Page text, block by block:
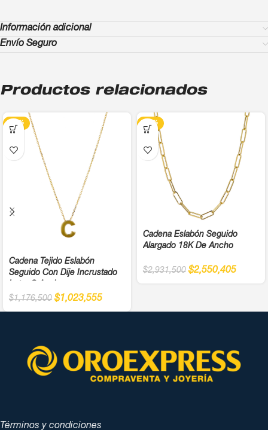
Información adicional
Envío Seguro
Productos relacionados
-13%
Cadena Tejido Eslabón
Seguido Con Dije Incrustado
$1,176,500 $1,023,555
-13%
Cadena Eslabón Seguido
Alargado 18K De Ancho
$2,931,500 $2,550,405
Términos y condiciones